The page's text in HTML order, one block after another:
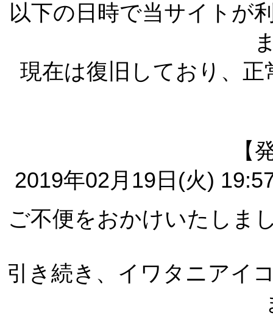
以下の日時で当サイトが
現在は復旧しており、
【
2019年02月19日(火)
ご不便をおかけいたしま
引き続き、イワタニアイ